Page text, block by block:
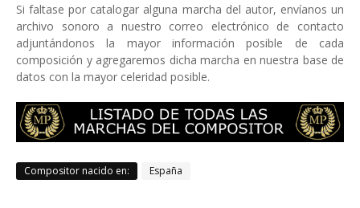
Si faltase por catalogar alguna marcha del autor, envíanos un
archivo sonoro a nuestro correo electrónico de contacto
adjuntándonos la mayor información posible de cada
composición y agregaremos dicha marcha en nuestra base de
datos con la mayor celeridad posible.
Compositor nacido en: España